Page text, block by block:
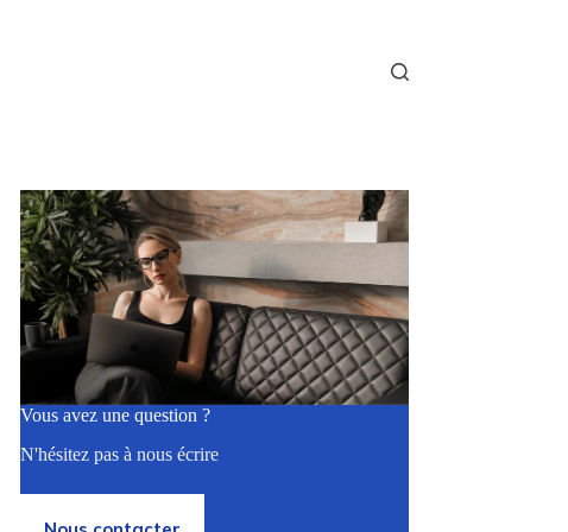
Vous avez une question ?
N'hésitez pas à nous écrire